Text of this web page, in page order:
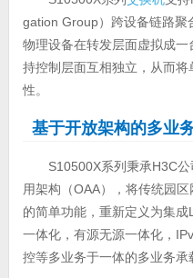
gation Group）跨设备链路聚
物理设备在转发层面虚拟成
持控制层面互相独立，从而
性。
基于开放架构的多业
S10500X系列秉承H3C
用架构（OAA），将传统园区
的简单功能，重新定义为集
一体化，有源无源一体化，
控等多业务于一体的多业务承